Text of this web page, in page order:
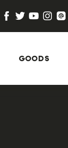
GOODS